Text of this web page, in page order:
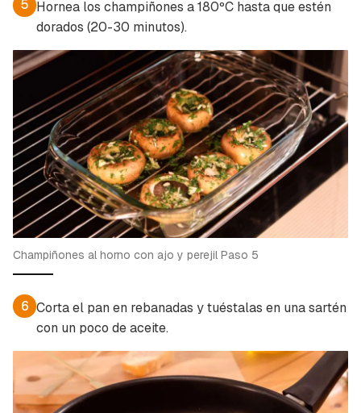
5 Hornea los champiñones a 180ºC hasta que estén
dorados (20-30 minutos).
Champiñones al horno con ajo y perejil Paso 5
6 Corta el pan en rebanadas y tuéstalas en una sartén
con un poco de aceite.